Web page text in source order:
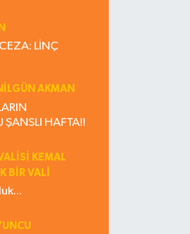
LİNÇ
AKMAN
ŞANSLI HAFTA!!
KEMAL
BİR VALİ